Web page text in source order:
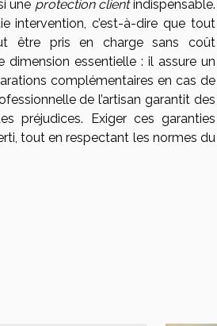
une protection clientindispensable.
intervention, c’est-à-dire que tout
être pris en charge sans coût
essentielle : il assure un
complémentaires en cas de
de l’artisan garantit des
préjudices. Exiger ces garanties
tout en respectant les normes du